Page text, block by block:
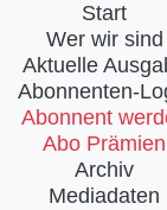
Start
Wer wir sind
Aktuelle
Abonnenten-
Abonnent
Abo Prämien
Archiv
Mediadaten